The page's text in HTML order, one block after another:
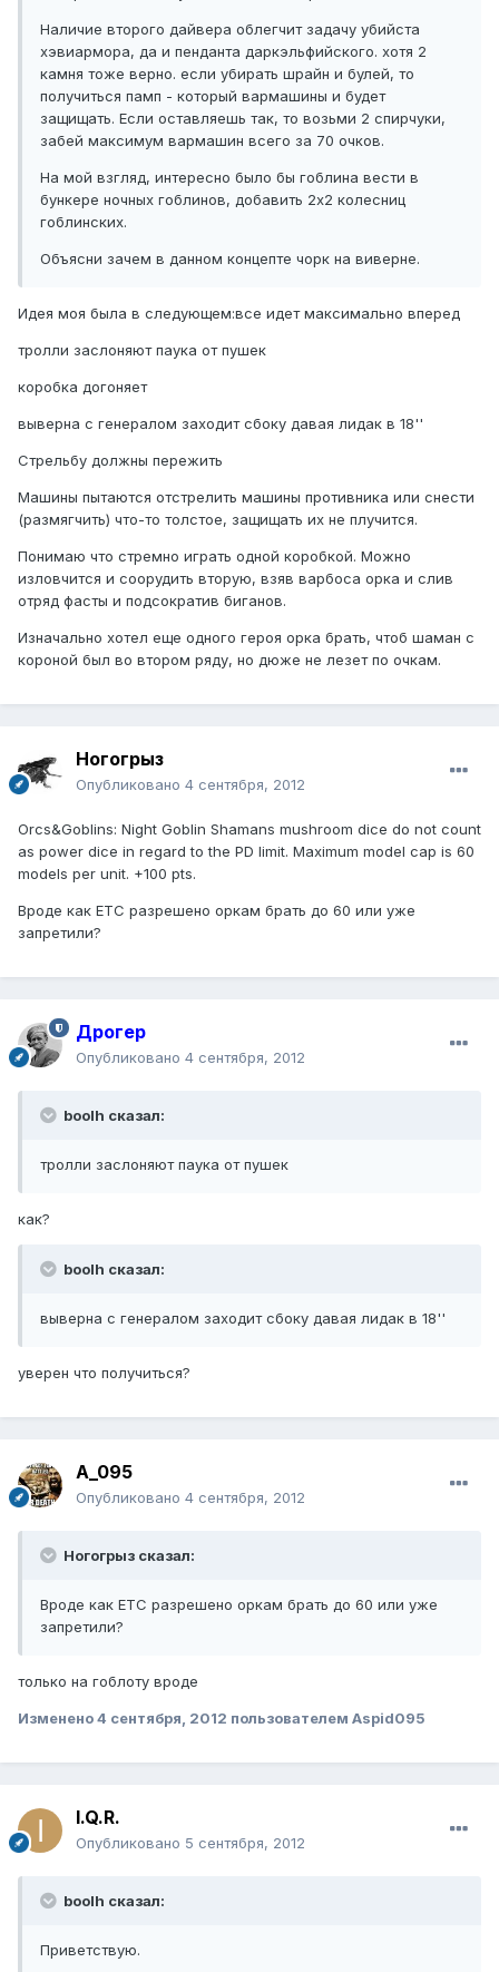
Наличие второго дайвера облегчит задачу убийста
хэвиармора, да и пенданта даркэльфийского. хотя 2
камня тоже верно. если убирать шрайн и булей, то
получиться памп - который вармашины и будет
защищать. Если оставляешь так, то возьми 2 спирчуки,
забей максимум вармашин всего за 70 очков.
На мой взгляд, интересно было бы гоблина вести в
бункере ночных гоблинов, добавить 2х2 колесниц
гоблинских.
Объясни зачем в данном концепте чорк на виверне.
Идея моя была в следующем:все идет максимально вперед
тролли заслоняют паука от пушек
коробка догоняет
выверна с генералом заходит сбоку давая лидак в 18''
Стрельбу должны пережить
Машины пытаются отстрелить машины противника или снести
(размягчить) что-то толстое, защищать их не плучится.
Понимаю что стремно играть одной коробкой. Можно
изловчится и соорудить вторую, взяв варбоса орка и слив
отряд фасты и подсократив биганов.
Изначально хотел еще одного героя орка брать, чтоб шаман с
короной был во втором ряду, но дюже не лезет по очкам.
Ногогрыз
Опубликовано 4 сентября, 2012
Orcs&Goblins: Night Goblin Shamans mushroom dice do not count
as power dice in regard to the PD limit. Maximum model cap is 60
models per unit. +100 pts.
Вроде как ЕТС разрешено оркам брать до 60 или уже
запретили?
Дрогер
Опубликовано 4 сентября, 2012
boolh сказал:
тролли заслоняют паука от пушек
как?
boolh сказал:
выверна с генералом заходит сбоку давая лидак в 18''
уверен что получиться?
A_095
Опубликовано 4 сентября, 2012
Ногогрыз сказал:
Вроде как ЕТС разрешено оркам брать до 60 или уже
запретили?
только на гоблоту вроде
Изменено4 сентября, 2012 пользователем Aspid095
I.Q.R.
Опубликовано 5 сентября, 2012
boolh сказал:
Приветствую.